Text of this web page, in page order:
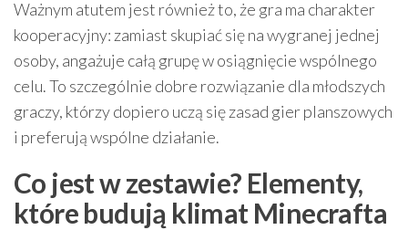
Ważnym atutem jest również to, że gra ma charakter
kooperacyjny: zamiast skupiać się na wygranej jednej
osoby, angażuje całą grupę w osiągnięcie wspólnego
celu. To szczególnie dobre rozwiązanie dla młodszych
graczy, którzy dopiero uczą się zasad gier planszowych
i preferują wspólne działanie.
Co jest w zestawie? Elementy,
które budują klimat Minecrafta